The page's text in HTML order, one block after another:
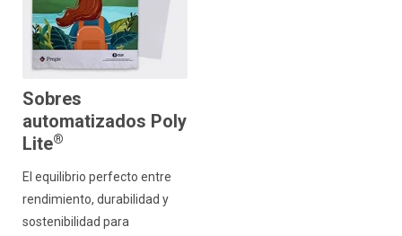
Sobres
automatizados Poly
Lite®
El equilibrio perfecto entre
rendimiento, durabilidad y
sostenibilidad para